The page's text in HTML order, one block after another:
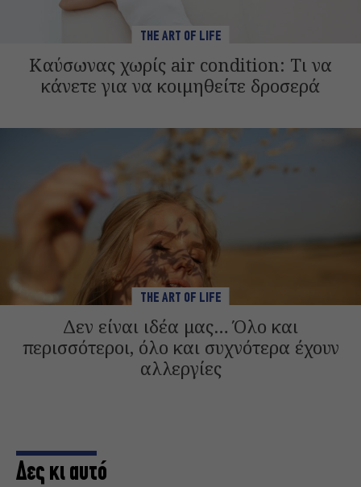
THE ART OF LIFE
Καύσωνας χωρίς air condition: Τι να
κάνετε για να κοιμηθείτε δροσερά
THE ART OF LIFE
Δεν είναι ιδέα μας… Όλο και
περισσότεροι, όλο και συχνότερα έχουν
αλλεργίες
Δες κι αυτό